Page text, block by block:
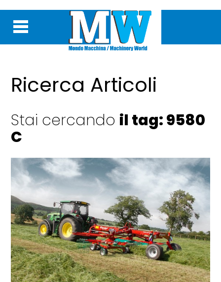
Ricerca Articoli
Stai cercando il tag: 9580
C